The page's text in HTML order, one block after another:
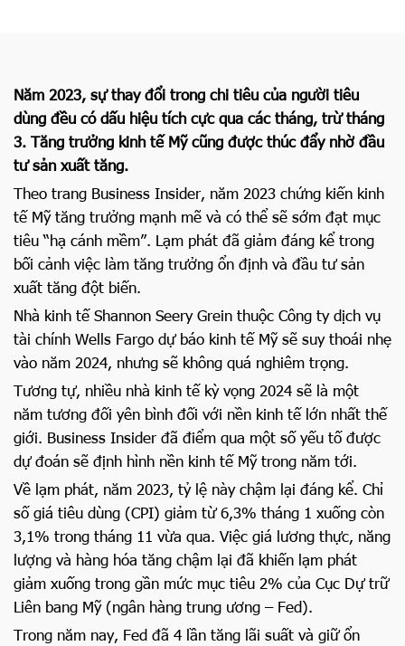
Năm 2023, sự thay đổi trong chi tiêu của người tiêu
dùng đều có dấu hiệu tích cực qua các tháng, trừ tháng
3. Tăng trưởng kinh tế Mỹ cũng được thúc đẩy nhờ đầu
tư sản xuất tăng.
Theo trang Business Insider, năm 2023 chứng kiến kinh
tế Mỹ tăng trưởng mạnh mẽ và có thể sẽ sớm đạt mục
tiêu “hạ cánh mềm”. Lạm phát đã giảm đáng kể trong
bối cảnh việc làm tăng trưởng ổn định và đầu tư sản
xuất tăng đột biến.
Nhà kinh tế Shannon Seery Grein thuộc Công ty dịch vụ
tài chính Wells Fargo dự báo kinh tế Mỹ sẽ suy thoái nhẹ
vào năm 2024, nhưng sẽ không quá nghiêm trọng.
Tương tự, nhiều nhà kinh tế kỳ vọng 2024 sẽ là một
năm tương đối yên bình đối với nền kinh tế lớn nhất thế
giới. Business Insider đã điểm qua một số yếu tố được
dự đoán sẽ định hình nền kinh tế Mỹ trong năm tới.
Về lạm phát, năm 2023, tỷ lệ này chậm lại đáng kể. Chỉ
số giá tiêu dùng (CPI) giảm từ 6,3% tháng 1 xuống còn
3,1% trong tháng 11 vừa qua. Việc giá lương thực, năng
lượng và hàng hóa tăng chậm lại đã khiến lạm phát
giảm xuống trong gần mức mục tiêu 2% của Cục Dự trữ
Liên bang Mỹ (ngân hàng trung ương – Fed).
Trong năm nay, Fed đã 4 lần tăng lãi suất và giữ ổn